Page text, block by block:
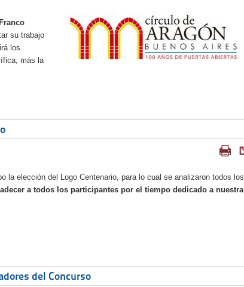
su trabajo
los
más la
la elección del Logo Centenario, para lo cual se analizaron todos los
a todos los participantes por el tiempo dedicado a nuestra
del Concurso